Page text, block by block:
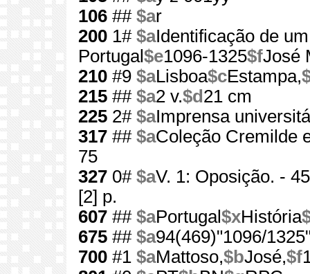
106 ## $ar
200 1# $aIdentificação de
Portugal$e1096-1325$fJosé
210 #9 $aLisboa$cEstampa,
215 ## $a2 v.$d 21 cm
225 2# $aImprensa
317 ## $aColeção Cremilde
75
327 0# $aV. 1: Oposição. -
[2] p.
607 ## $aPortugal$xHistória
675 ## $a94(469)"1096/
700 #1 $aMattoso,$bJosé,$f